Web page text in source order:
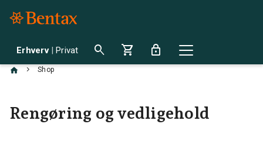
Erhverv | Privat search shopping_cart lock
chevron_right Shop
Rengøring og vedligehold